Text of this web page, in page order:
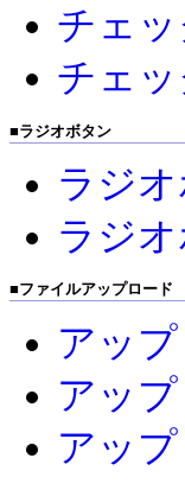
チェ
チェ
■ラジオボタン
ラジ
ラジ
■ファイルアップロード
アッ
アッ
アッ